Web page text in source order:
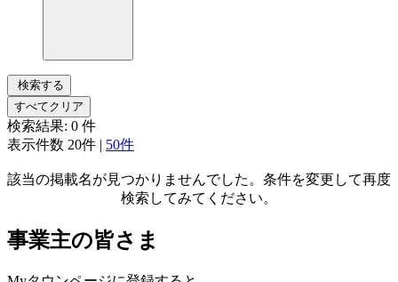
検索する
すべてクリア
検索結果: 0 件
表示件数 20件 | 50件
該当の掲載名が見つかりませんでした。条件を変更して再度
検索してみてください。
事業主の皆さま